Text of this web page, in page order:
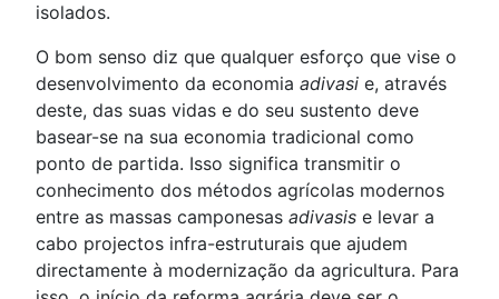
isolados.
O bom senso diz que qualquer esforço que vise o
desenvolvimento da economia adivasi e, através
deste, das suas vidas e do seu sustento deve
basear-se na sua economia tradicional como
ponto de partida. Isso significa transmitir o
conhecimento dos métodos agrícolas modernos
entre as massas camponesas adivasis e levar a
cabo projectos infra-estruturais que ajudem
directamente à modernização da agricultura. Para